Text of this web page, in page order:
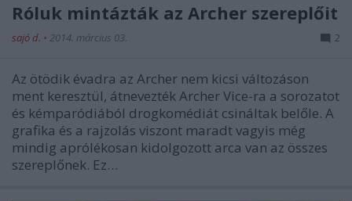
Róluk mintázták az Archer szereplőit
sajó d. • 2014. március 03. 2
Az ötödik évadra az Archer nem kicsi változáson
ment keresztül, átnevezték Archer Vice-ra a sorozatot
és kémparódiából drogkomédiát csináltak belőle. A
grafika és a rajzolás viszont maradt vagyis még
mindig aprólékosan kidolgozott arca van az összes
szereplőnek. Ez…